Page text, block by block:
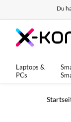
Du
Seit 8 Jahren
Laptops &
PCs